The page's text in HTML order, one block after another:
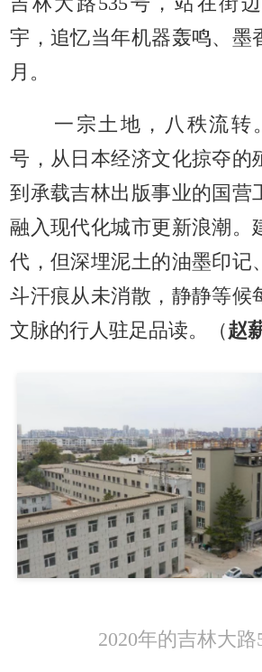
宇，追忆当年机器轰鸣、墨
月。
一宗土地，八秩流转
号，从日本经济文化掠夺的
到承载吉林出版事业的国营
融入现代化城市更新浪潮。
代，但深埋泥土的油墨印记
斗汗痕从未消散，静静等候
文脉的行人驻足品读。（赵
2020年的吉林大路